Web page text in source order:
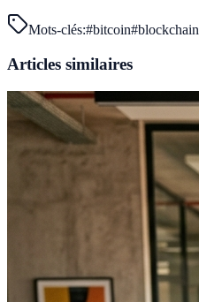
Mots-clés:#bitcoin#blockchain
Articles similaires